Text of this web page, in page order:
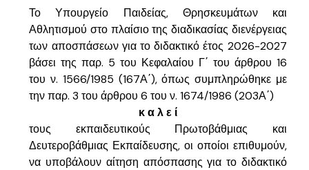
Το Υπουργείο Παιδείας, Θρησκευμάτων και
Αθλητισμού στο πλαίσιο της διαδικασίας διενέργειας
των αποσπάσεων για το διδακτικό έτος 2026-2027
βάσει της παρ. 5 του Κεφαλαίου Γ΄ του άρθρου 16
του ν. 1566/1985 (167Α΄), όπως συμπληρώθηκε με
την παρ. 3 του άρθρου 6 του ν. 1674/1986 (203Α΄)
κ α λ ε ί
τους εκπαιδευτικούς Πρωτοβάθμιας και
Δευτεροβάθμιας Εκπαίδευσης, οι οποίοι επιθυμούν,
να υποβάλουν αίτηση απόσπασης για το διδακτικό